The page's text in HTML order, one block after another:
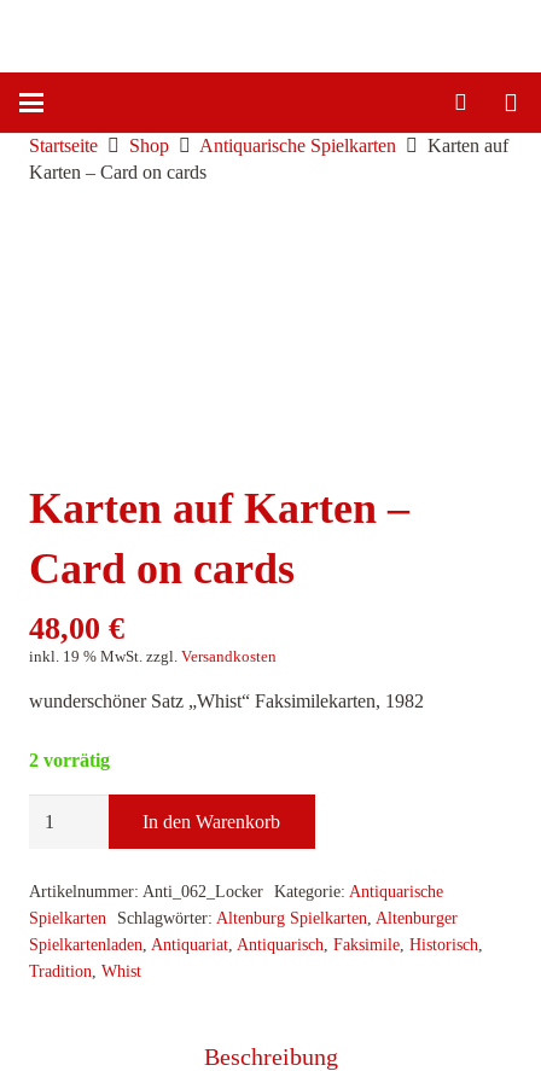
Startseite Shop Antiquarische Spielkarten
Karten auf
Karten – Card on cards
Karten auf Karten –
Card on cards
48,00 €
inkl. 19 % MwSt. zzgl. Versandkosten
wunderschöner Satz „Whist“ Faksimilekarten, 1982
2 vorrätig
-
Card
on
In den Warenkorb
Artikelnummer: Anti_062_Locker Kategorie: Antiquarische
Spielkarten
Schlagwörter: Altenburg Spielkarten Altenburger
Spielkartenladen Antiquariat Antiquarisch Faksimile Historisch
Tradition Whist
Beschreibung